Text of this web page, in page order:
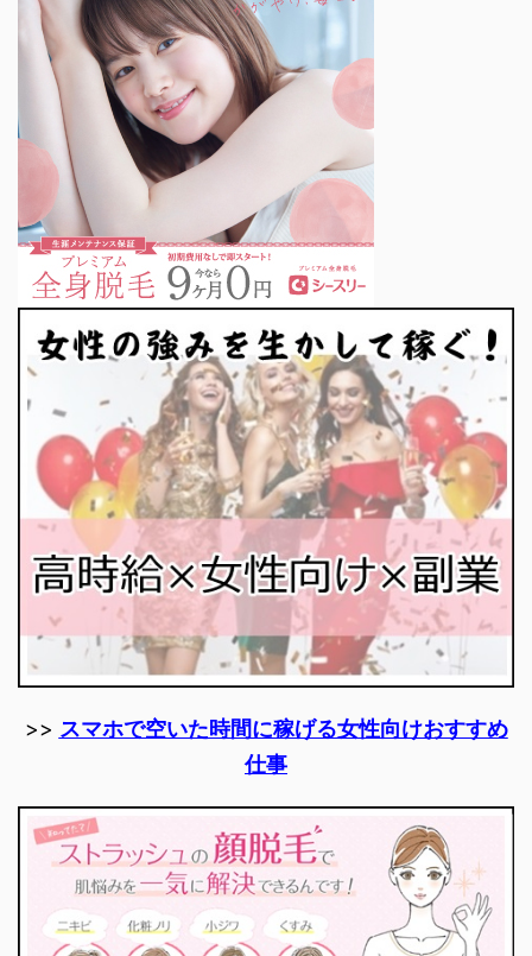
>> スマホで空いた時間に稼げる女性向けおすすめ
仕事